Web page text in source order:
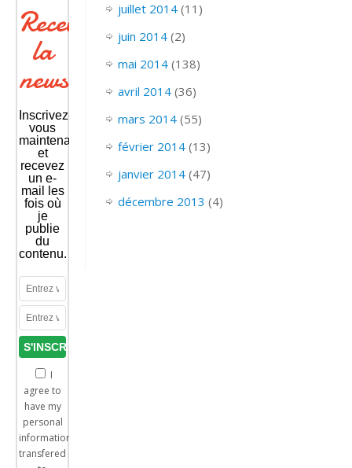
Recevoir
la
newsletter
Inscrivez-
vous
maintenant
et
recevez
un e-
mail les
fois où
je
publie
du
contenu.
I
agree to
have my
personal
information
transfered
juillet 2014(11)
juin 2014(2)
mai 2014(138)
avril 2014(36)
mars 2014(55)
février 2014(13)
janvier 2014(47)
décembre 2013 (4)